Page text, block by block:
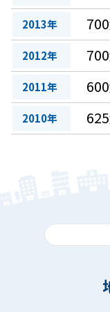
2013年 700
2012年 700
2011年 600
2010年 625